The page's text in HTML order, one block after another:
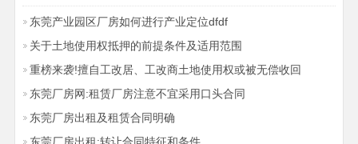
东莞产业园区厂房如何进行产业定位dfdf
关于土地使用权抵押的前提条件及适用范围
重榜来袭!擅自工改居、工改商土地使用权或被无偿收回
东莞厂房网:租赁厂房注意不宜采用口头合同
东莞厂房出租及租赁合同明确